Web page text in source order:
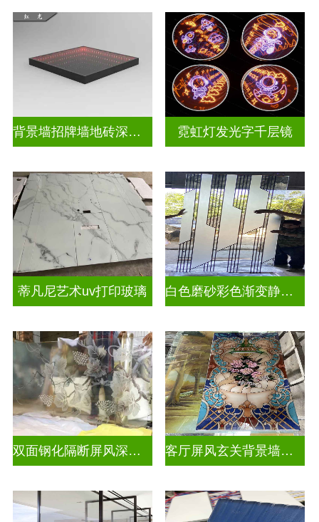
背景墙招牌墙地砖深渊镜 霓虹灯发光字千层镜
蒂凡尼艺术uv打印玻璃 白色磨砂彩色渐变静电玻璃UV打印加工
双面钢化隔断屏风深雕玻璃 客厅屏风玄关背景墙深雕浮雕玻璃